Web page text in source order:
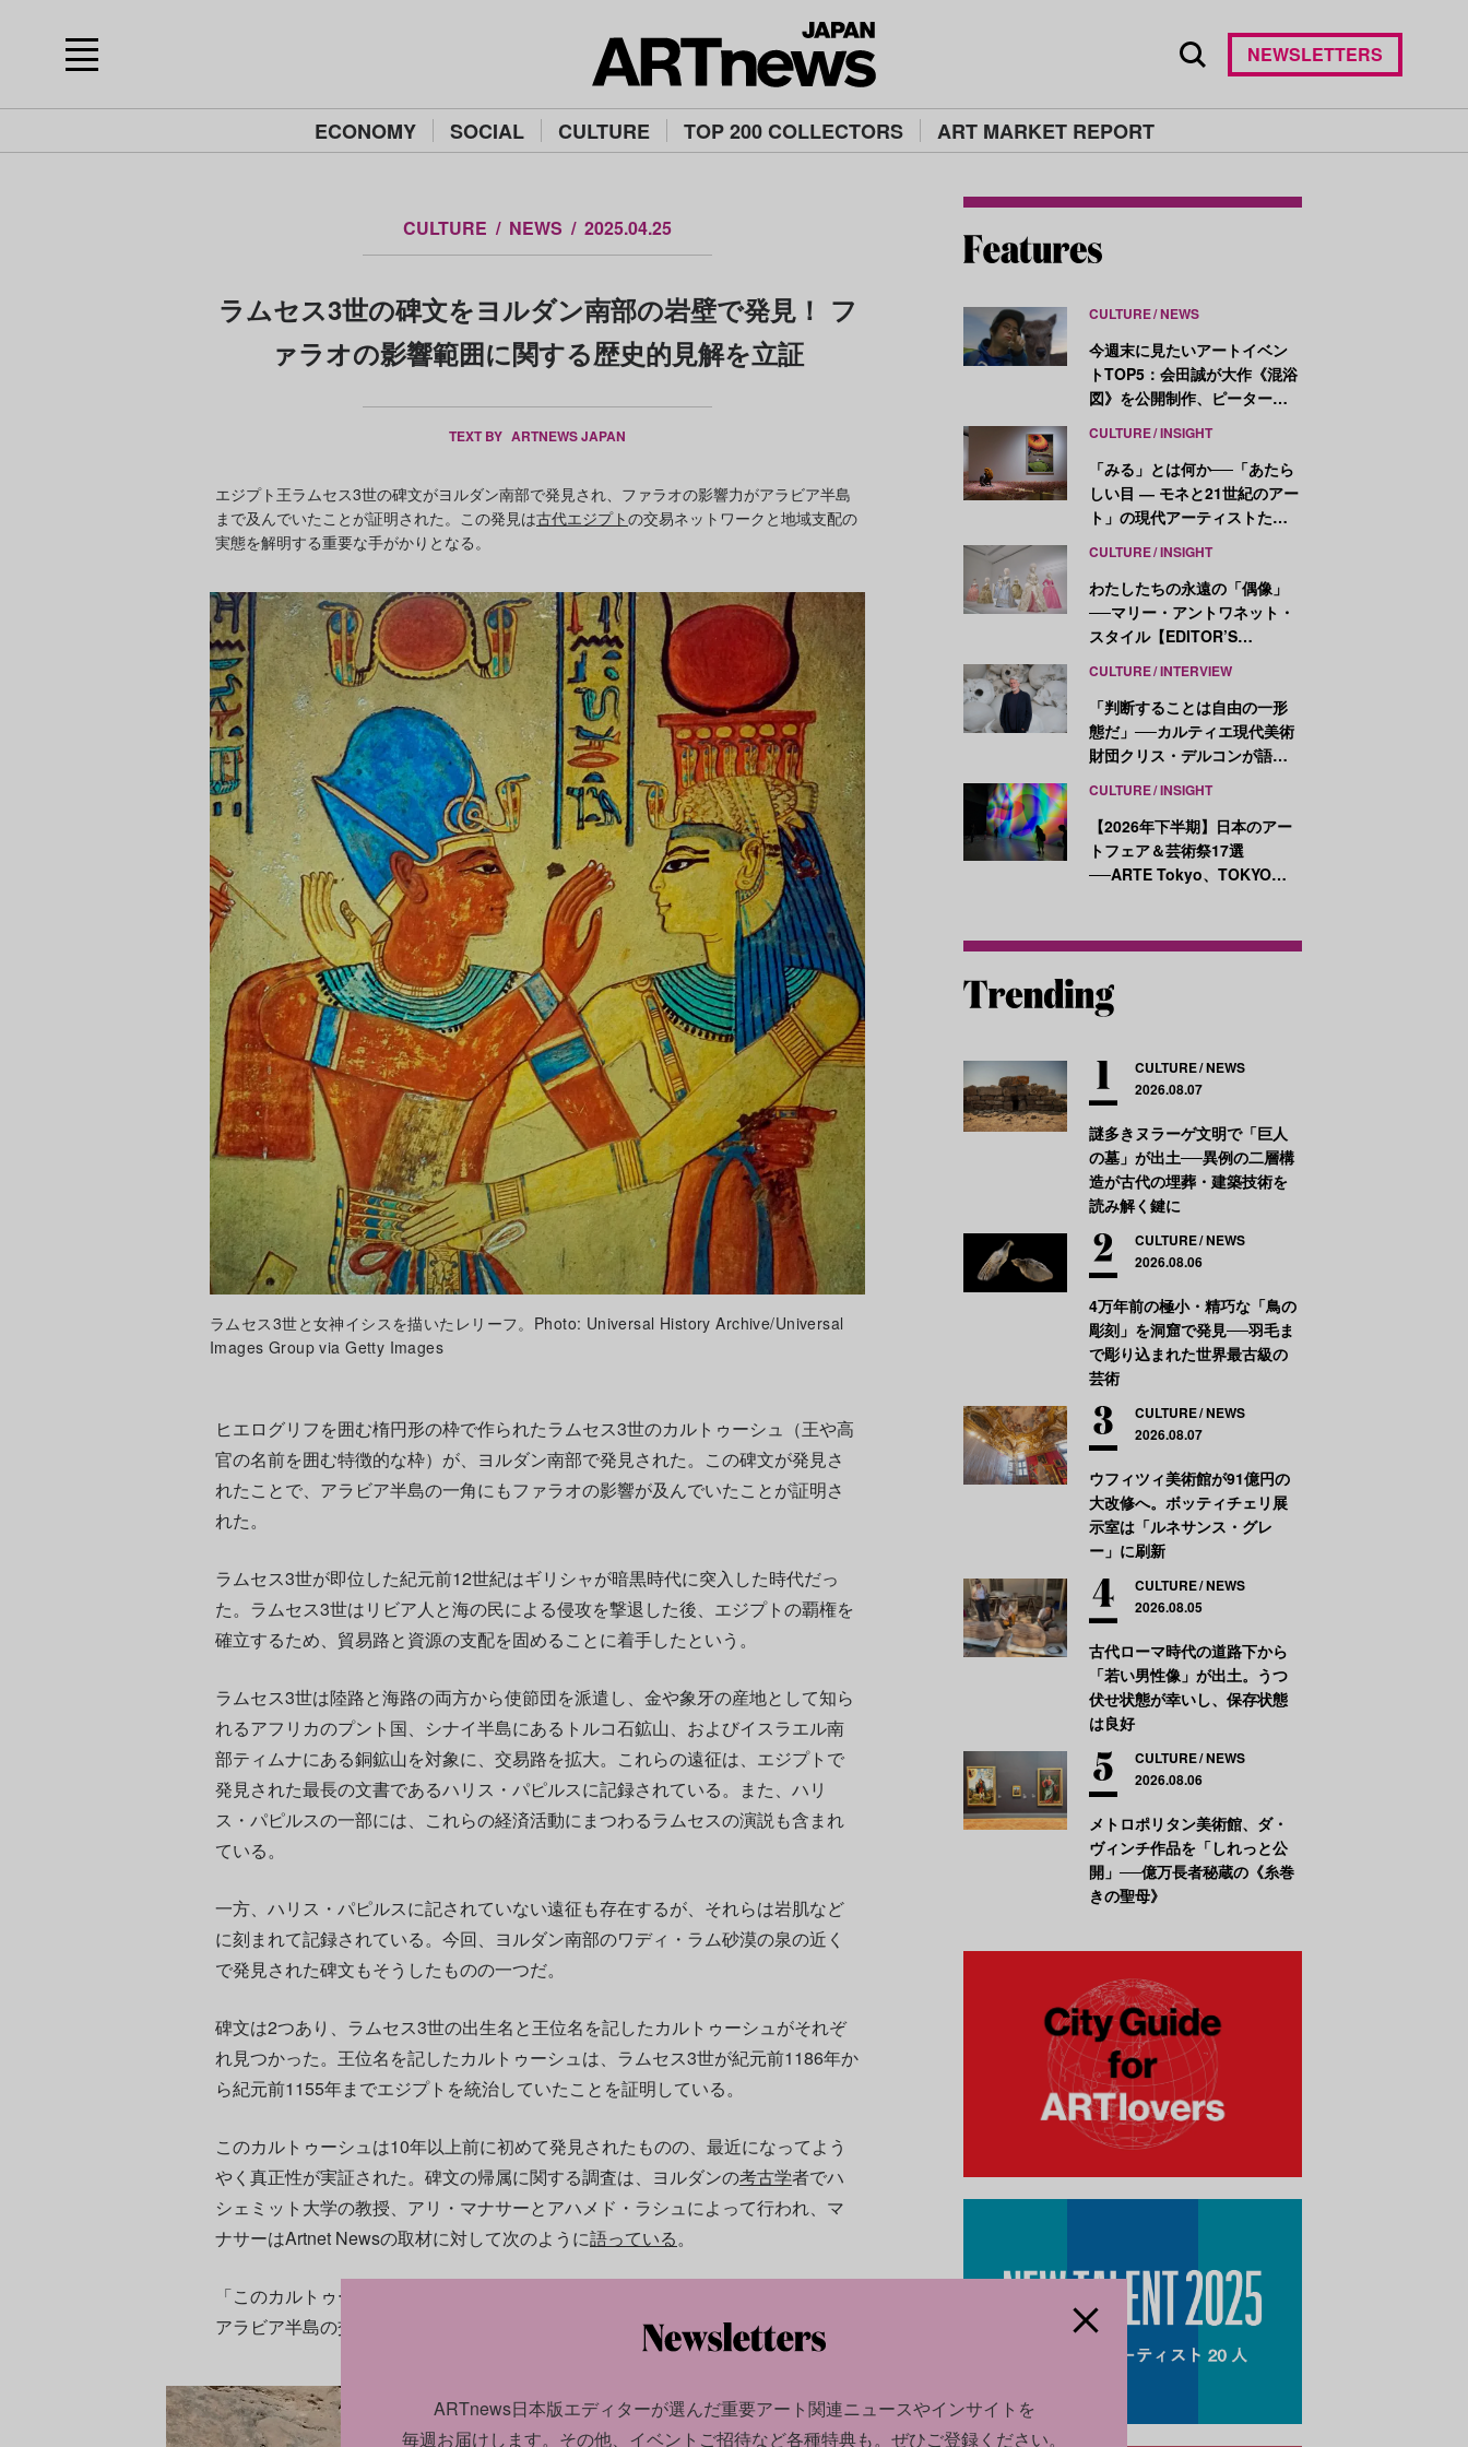
ECONOMY SOCIAL CULTURE TOP 200 COLLECTORS ART MARKET REPORT
NEWSLETTERS
CULTURE NEWS 2025.04.25
ラムセス3世の碑文をヨルダン南部の岩壁で発見！ フ
ァラオの影響範囲に関する歴史的見解を立証
TEXT BY ARTNEWS JAPAN
エジプト王ラムセス3世の碑文がヨルダン南部で発見され、ファラオの影響力がアラビア半島
まで及んでいたことが証明された。この発見は古代エジプトの交易ネットワークと地域支配の
実態を解明する重要な手がかりとなる。
ラムセス3世と女神イシスを描いたレリーフ。Photo: Universal History Archive/Universal
Images Group via Getty Images
ヒエログリフを囲む楕円形の枠で作られたラムセス3世のカルトゥーシュ（王や高
官の名前を囲む特徴的な枠）が、ヨルダン南部で発見された。この碑文が発見さ
れたことで、アラビア半島の一角にもファラオの影響が及んでいたことが証明さ
れた。
ラムセス3世が即位した紀元前12世紀はギリシャが暗黒時代に突入した時代だっ
た。ラムセス3世はリビア人と海の民による侵攻を撃退した後、エジプトの覇権を
確立するため、貿易路と資源の支配を固めることに着手したという。
ラムセス3世は陸路と海路の両方から使節団を派遣し、金や象牙の産地として知ら
れるアフリカのプント国、シナイ半島にあるトルコ石鉱山、およびイスラエル南
部ティムナにある銅鉱山を対象に、交易路を拡大。これらの遠征は、エジプトで
発見された最長の文書であるハリス・パピルスに記録されている。また、ハリ
ス・パピルスの一部には、これらの経済活動にまつわるラムセスの演説も含まれ
ている。
一方、ハリス・パピルスに記されていない遠征も存在するが、それらは岩肌など
に刻まれて記録されている。今回、ヨルダン南部のワディ・ラム砂漠の泉の近く
で発見された碑文もそうしたものの一つだ。
碑文は2つあり、ラムセス3世の出生名と王位名を記したカルトゥーシュがそれぞ
れ見つかった。王位名を記したカルトゥーシュは、ラムセス3世が紀元前1186年か
ら紀元前1155年までエジプトを統治していたことを証明している。
このカルトゥーシュは10年以上前に初めて発見されたものの、最近になってよう
やく真正性が実証された。碑文の帰属に関する調査は、ヨルダンの考古学者でハ
シェミット大学の教授、アリ・マナサーとアハメド・ラシュによって行われ、マ
ナサーはArtnet Newsの取材に対して次のように語っている。
「このカルトゥーシュが発見されたことで、ラムセス3世の影響力が国境を越えた
アラビア半島の交易路にまで及んでいたという歴史的見解が立証されました」
CULTURE NEWS
今週末に見たいアートイベン
トTOP5：会田誠が大作《混浴
図》を公開制作、ピーター・
CULTURE INSIGHT
「みる」とは何か──「あたら
しい目 ― モネと21世紀のアー
ト」の現代アーティストたち
CULTURE INSIGHT
わたしたちの永遠の「偶像」
──マリー・アントワネット・
スタイル【EDITOR’S
CULTURE INTERVIEW
「判断することは自由の一形
態だ」──カルティエ現代美術
財団クリス・デルコンが語
CULTURE INSIGHT
【2026年下半期】日本のアー
トフェア＆芸術祭17選
──ARTE Tokyo、TOKYO
CULTURE NEWS
2026.08.07
謎多きヌラーゲ文明で「巨人
の墓」が出土──異例の二層構
造が古代の埋葬・建築技術を
読み解く鍵に
CULTURE NEWS
2026.08.06
4万年前の極小・精巧な「鳥の
彫刻」を洞窟で発見──羽毛ま
で彫り込まれた世界最古級の
芸術
CULTURE NEWS
2026.08.07
ウフィツィ美術館が91億円の
大改修へ。ボッティチェリ展
示室は「ルネサンス・グレ
ー」に刷新
CULTURE NEWS
2026.08.05
古代ローマ時代の道路下から
「若い男性像」が出土。うつ
伏せ状態が幸いし、保存状態
は良好
CULTURE NEWS
2026.08.06
メトロポリタン美術館、ダ・
ヴィンチ作品を「しれっと公
開」──億万長者秘蔵の《糸巻
きの聖母》
ARTnews日本版エディターが選んだ重要アート関連ニュースやインサイトを
毎週お届けします。 その他、イベントご招待など各種特典も。ぜひご登録ください。